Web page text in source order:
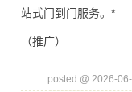
站式门到门服务。*
（推广）
posted @ 2026-